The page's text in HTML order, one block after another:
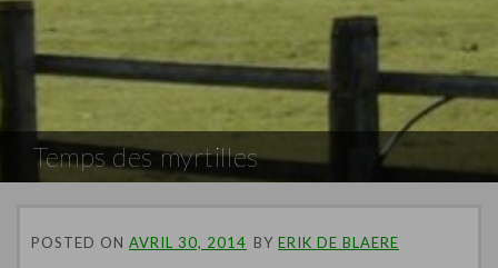
Temps des myrtilles
POSTED ON AVRIL 30, 2014 BY ERIK DE BLAERE